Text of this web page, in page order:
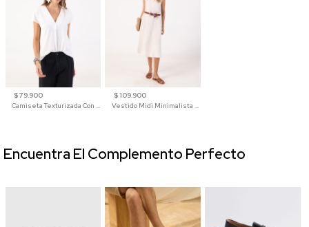
$ 79.900
Camiseta Texturizada Con Cuello En V Para Mujer
$ 109.900
Vestido Midi Minimalista De Silueta Amplia
Encuentra El Complemento Perfecto